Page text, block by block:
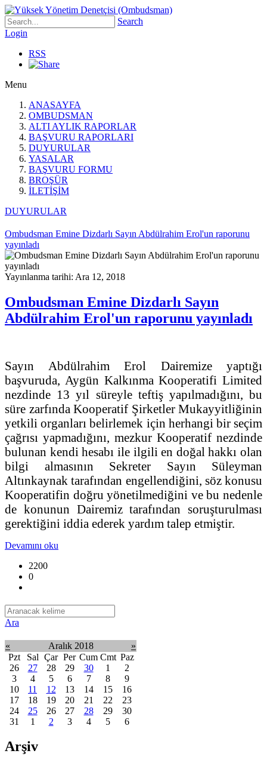
Search
Login
RSS
Menu
ANASAYFA
OMBUDSMAN
ALTI AYLIK RAPORLAR
BAŞVURU RAPORLARI
DUYURULAR
YASALAR
BAŞVURU FORMU
BROŞÜR
İLETİŞİM
DUYURULAR
Ombudsman Emine Dizdarlı Sayın Abdülrahim Erol'un raporunu
yayınladı
Yayınlanma tarihi: Ara 12, 2018
Ombudsman Emine Dizdarlı Sayın
Abdülrahim Erol'un raporunu yayınladı
Sayın Abdülrahim Erol Dairemize yaptığı
başvuruda, Aygün Kalkınma Kooperatifi Limited
nezdinde 13 yıl süreyle teftiş yapılmadığını, bu
süre zarfında Kooperatif Şirketler Mukayyitliğinin
yetkili organları belirlemek için herhangi bir seçim
çağrısı yapmadığını, mezkur Kooperatif nezdinde
bulunan kendi hesabı ile ilgili en doğal hakkı olan
bilgi almasının Sekreter Sayın Süleyman
Altınkaynak tarafından engellendiğini, söz konusu
Kooperatifin doğru yönetilmediğini ve bu nedenle
de konunun Dairemiz tarafından soruşturulması
gerektiğini iddia ederek yardım talep etmiştir.
Devamını oku
2200
0
Ara
« Aralık 2018
»
Pzt
Sal Çar Per Cum Cmt Paz
26
27 28 29 30 1
2
3
4 5 6 7 8
9
10
11 12 13 14 15
16
17
18 19 20 21 22
23
24
25 26 27 28 29
30
31
1 2 3 4 5 6
Arşiv